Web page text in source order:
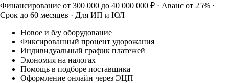
Финансирование от 300 000 до 40 000 000 ₽ · Аванс от 25% ·
Срок до 60 месяцев · Для ИП и ЮЛ
Новое и б/у оборудование
Фиксированный процент удорожания
Индивидуальный график платежей
Экономия на налогах
Помощь в подборе поставщика
Оформление онлайн через ЭЦП